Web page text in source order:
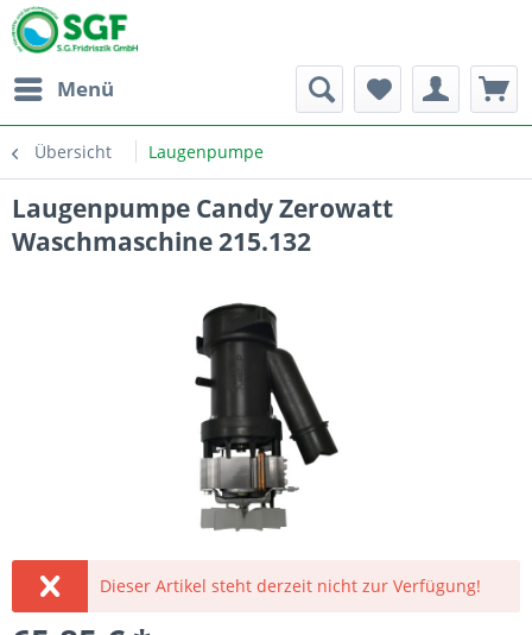
Menü
Übersicht Laugenpumpe
Laugenpumpe Candy Zerowatt
Waschmaschine 215.132
Dieser Artikel steht derzeit nicht zur Verfügung!